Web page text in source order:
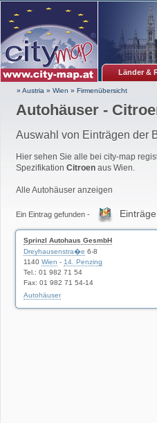
Länder &
» Austria » Wien » Firmenübersicht
Autohäuser -
Auswahl von Einträgen der
Hier sehen Sie alle bei city-map
Spezifikation Citroen aus Wien.
Alle Autohäuser anzeigen
Ein Eintrag gefunden -
Sprinzl Autohaus GesmbH
Dreyhausenstra�e 6-8
1140 Wien - 14. Penzing
Tel.: 01 982 71 54
Fax: 01 982 71 54-14
Autohäuser